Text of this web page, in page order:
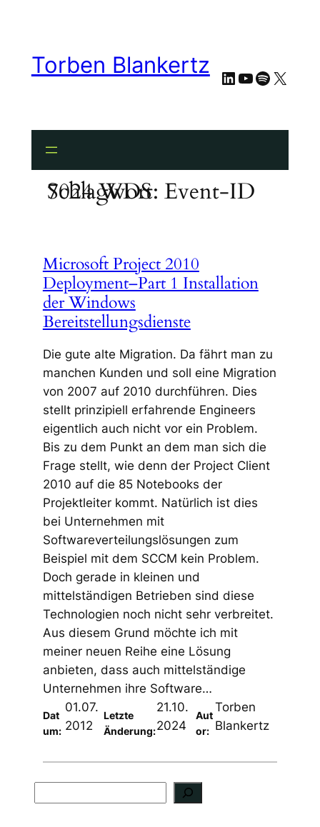
springenTorben Blankertz LinkedIn
YouTube
Spotify
X
Schlagwort:
Event-ID 7024 WDS
Microsoft Project 2010
Deployment–Part 1 Installation
der Windows
Bereitstellungsdienste
Die gute alte Migration. Da fährt man zu
manchen Kunden und soll eine Migration
von 2007 auf 2010 durchführen. Dies
stellt prinzipiell erfahrende Engineers
eigentlich auch nicht vor ein Problem.
Bis zu dem Punkt an dem man sich die
Frage stellt, wie denn der Project Client
2010 auf die 85 Notebooks der
Projektleiter kommt. Natürlich ist dies
bei Unternehmen mit
Softwareverteilungslösungen zum
Beispiel mit dem SCCM kein Problem.
Doch gerade in kleinen und
mittelständigen Betrieben sind diese
Technologien noch nicht sehr verbreitet.
Aus diesem Grund möchte ich mit
meiner neuen Reihe eine Lösung
anbieten, dass auch mittelständige
Unternehmen ihre Software…
Dat
um:
01.07.
2012
Letzte
Änderung:
21.10.
2024
Aut
or:
Torben
Blankertz